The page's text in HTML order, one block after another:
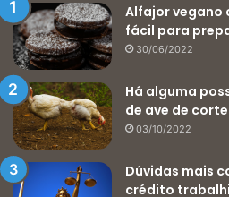
Alfajor vegano
fácil para
30/06/2022
Há alguma
de ave de
03/10/2022
Dúvidas mais
crédito